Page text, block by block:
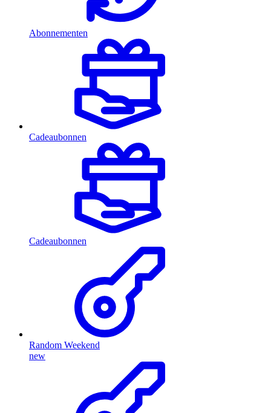
Abonnementen
Cadeaubonnen
Cadeaubonnen
Random Weekend
new